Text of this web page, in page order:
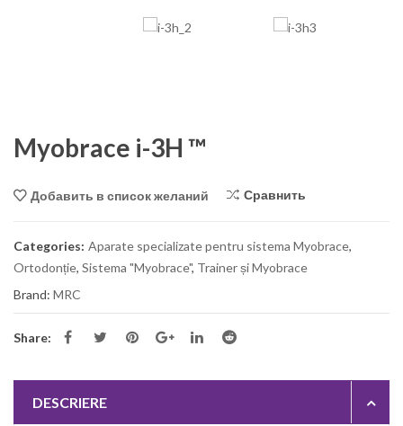
Myobrace i-3H ™
Добавить в список желаний Сравнить
Categories: Aparate specializate pentru sistema Myobrace,
Ortodonție, Sistema "Myobrace", Trainer și Myobrace
Brand: MRC
Share:
DESCRIERE